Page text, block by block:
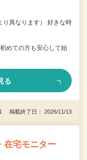
異なります） 好きな時
めての方も安心して始
る
掲載終了日： 2026/11/13
在宅モニター